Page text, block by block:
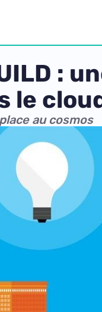
:
le
au cosmos